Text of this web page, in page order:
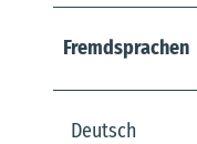
Fremdsprachen
Deutsch